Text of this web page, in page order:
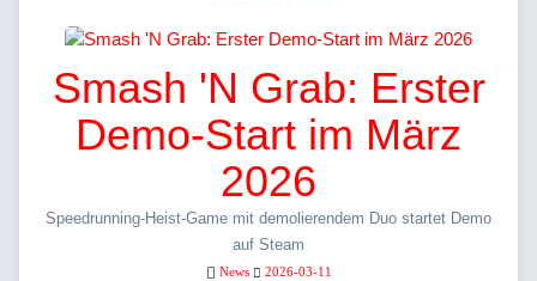
Smash 'N Grab: Erster
Demo-Start im März
2026
Speedrunning-Heist-Game mit demolierendem Duo startet Demo
auf Steam
News 2026-03-11